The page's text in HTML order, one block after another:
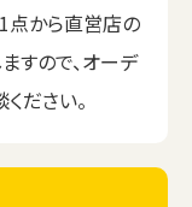
点から直営店の
すので、オーデ
ださい。